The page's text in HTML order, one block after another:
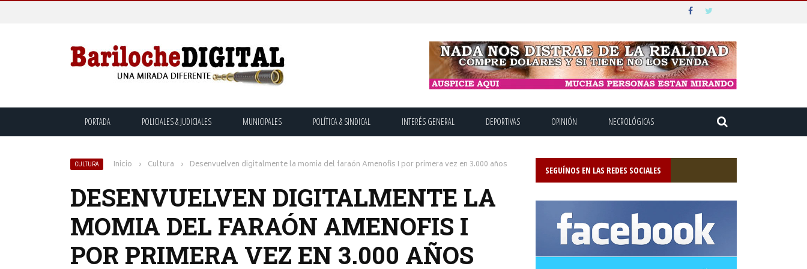
PORTADA POLICIALES & JUDICIALES MUNICIPALES POLÍTICA & SINDICAL INTERÉS GENERAL DEPORTIVAS OPINIÓN NECROLÓGICAS
CULTURA Inicio › Cultura › Desenvuelven digitalmente la momia del faraón Amenofis I por primera vez en 3.000 años
DESENVUELVEN DIGITALMENTE LA
MOMIA DEL FARAÓN AMENOFIS I
POR PRIMERA VEZ EN 3.000 AÑOS
SEGUÍNOS EN LAS REDES SOCIALES